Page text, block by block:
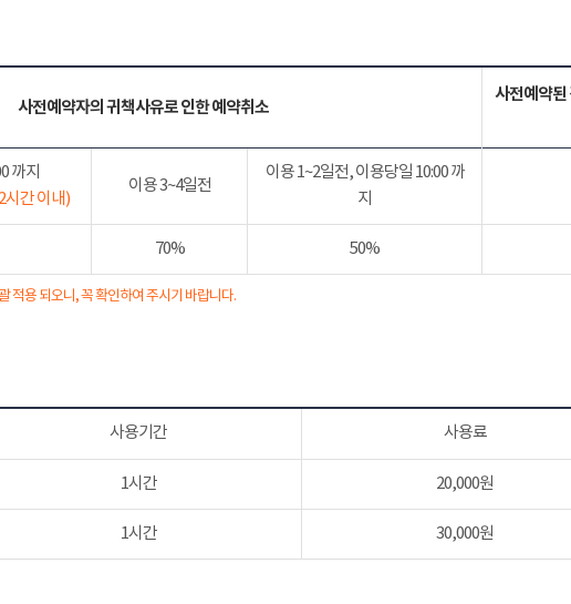
사전예약자의 귀책사유로 인한 예약취소
사전예약된
까지
시간 이내)
이용 3~4일전
이용 1~2일전, 이용당일 10:00 까
지
70% 50%
적용 되오니, 꼭 확인하여 주시기 바랍니다.
사용기간 사용료
1시간 20,000원
1시간 30,000원